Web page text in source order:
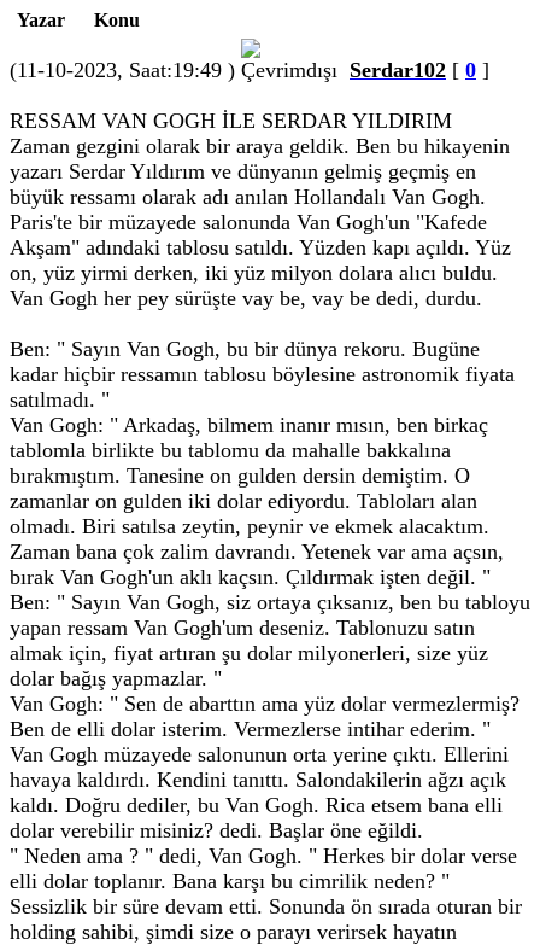
Yazar
Konu
(11-10-2023, Saat:19:49 ) Serdar102 [ 0 ]
RESSAM VAN GOGH İLE SERDAR YILDIRIM
Zaman gezgini olarak bir araya geldik. Ben bu hikayenin
yazarı Serdar Yıldırım ve dünyanın gelmiş geçmiş en
büyük ressamı olarak adı anılan Hollandalı Van Gogh.
Paris'te bir müzayede salonunda Van Gogh'un "Kafede
Akşam" adındaki tablosu satıldı. Yüzden kapı açıldı. Yüz
on, yüz yirmi derken, iki yüz milyon dolara alıcı buldu.
Van Gogh her pey sürüşte vay be, vay be dedi, durdu.
Ben: " Sayın Van Gogh, bu bir dünya rekoru. Bugüne
kadar hiçbir ressamın tablosu böylesine astronomik fiyata
satılmadı. "
Van Gogh: " Arkadaş, bilmem inanır mısın, ben birkaç
tablomla birlikte bu tablomu da mahalle bakkalına
bırakmıştım. Tanesine on gulden dersin demiştim. O
zamanlar on gulden iki dolar ediyordu. Tabloları alan
olmadı. Biri satılsa zeytin, peynir ve ekmek alacaktım.
Zaman bana çok zalim davrandı. Yetenek var ama açsın,
bırak Van Gogh'un aklı kaçsın. Çıldırmak işten değil. "
Ben: " Sayın Van Gogh, siz ortaya çıksanız, ben bu tabloyu
yapan ressam Van Gogh'um deseniz. Tablonuzu satın
almak için, fiyat artıran şu dolar milyonerleri, size yüz
dolar bağış yapmazlar. "
Van Gogh: " Sen de abarttın ama yüz dolar vermezlermiş?
Ben de elli dolar isterim. Vermezlerse intihar ederim. "
Van Gogh müzayede salonunun orta yerine çıktı. Ellerini
havaya kaldırdı. Kendini tanıttı. Salondakilerin ağzı açık
kaldı. Doğru dediler, bu Van Gogh. Rica etsem bana elli
dolar verebilir misiniz? dedi. Başlar öne eğildi.
" Neden ama ? " dedi, Van Gogh. " Herkes bir dolar verse
elli dolar toplanır. Bana karşı bu cimrilik neden? "
Sessizlik bir süre devam etti. Sonunda ön sırada oturan bir
holding sahibi, şimdi size o parayı verirsek hayatın